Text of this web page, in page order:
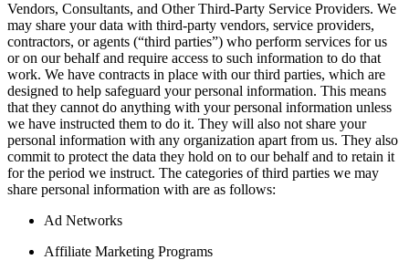
Vendors, Consultants, and Other Third-Party Service Providers. We
may share your data with third-party vendors, service providers,
contractors, or agents (“third parties”) who perform services for us
or on our behalf and require access to such information to do that
work. We have contracts in place with our third parties, which are
designed to help safeguard your personal information. This means
that they cannot do anything with your personal information unless
we have instructed them to do it. They will also not share your
personal information with any organization apart from us. They also
commit to protect the data they hold on to our behalf and to retain it
for the period we instruct. The categories of third parties we may
share personal information with are as follows:
Ad Networks
Affiliate Marketing Programs